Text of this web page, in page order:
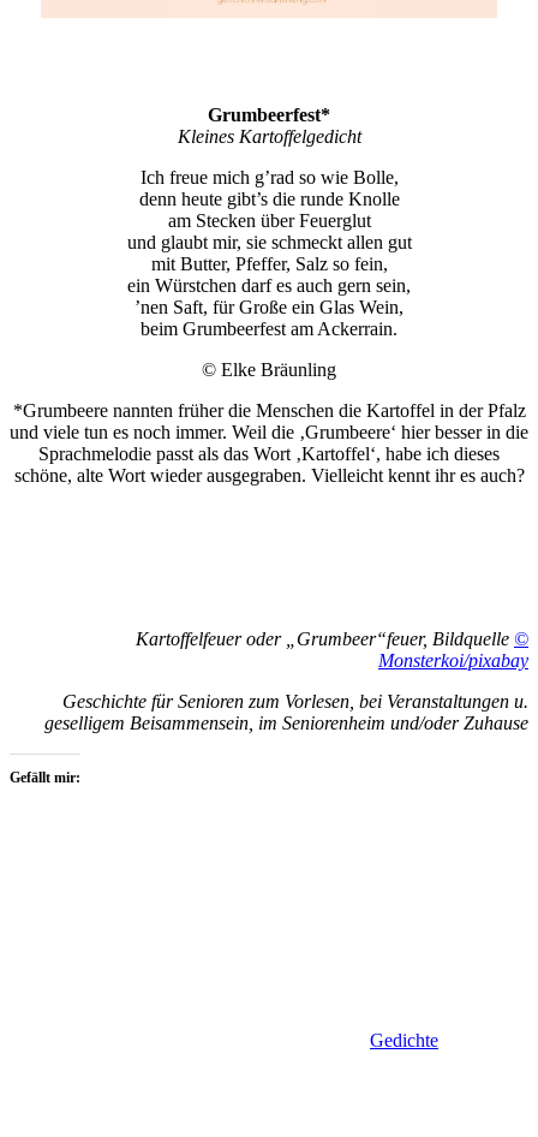
Grumbeerfest*
Kleines Kartoffelgedicht
Ich freue mich g’rad so wie Bolle,
denn heute gibt’s die runde Knolle
am Stecken über Feuerglut
und glaubt mir, sie schmeckt allen gut
mit Butter, Pfeffer, Salz so fein,
ein Würstchen darf es auch gern sein,
’nen Saft, für Große ein Glas Wein,
beim Grumbeerfest am Ackerrain.
© Elke Bräunling
*Grumbeere nannten früher die Menschen die Kartoffel in der Pfalz
und viele tun es noch immer. Weil die ‚Grumbeere‘ hier besser in die
Sprachmelodie passt als das Wort ‚Kartoffel‘, habe ich dieses
schöne, alte Wort wieder ausgegraben. Vielleicht kennt ihr es auch?
Kartoffelfeuer oder „Grumbeer“feuer, Bildquelle ©
Monsterkoi/pixabay
Geschichte für Senioren zum Vorlesen, bei Veranstaltungen u.
geselligem Beisammensein, im Seniorenheim und/oder Zuhause
Gefällt mir:
Gedichte